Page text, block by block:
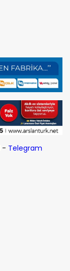
- Telegram